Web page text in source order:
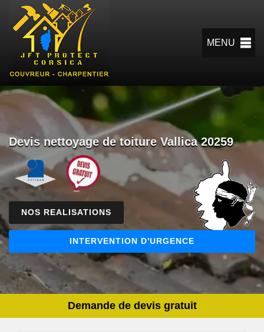
MENU
Devis nettoyage de toiture Vallica 20259
NOS REALISATIONS
INTERVENTION D'URGENCE
Demande de devis gratuit